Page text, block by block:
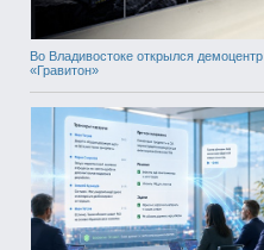
Во Владивостоке открылся демоцентр
«Гравитон»